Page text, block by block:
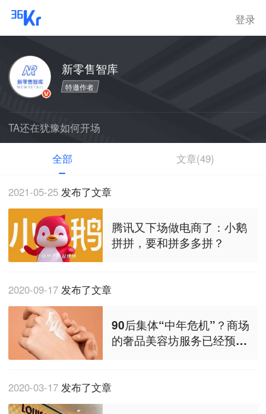
登录
新零售智库
特邀作者
TA还在犹豫如何开场
全部 文章(49)
2021-05-25 发布了文章
腾讯又下场做电商了：小鹅
拼拼，要和拼多多拼？
2020-09-17 发布了文章
90后集体“中年危机”？商场
的奢品美容坊服务已经预约
2020-03-17 发布了文章